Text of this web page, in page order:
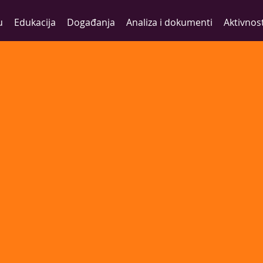
Edukacija Događanja Analiza i dokumenti